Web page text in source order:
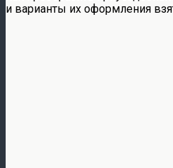
и варианты их оформления